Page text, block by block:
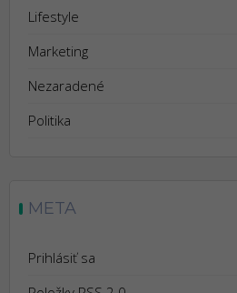
Lifestyle
Marketing
Nezaradené
Politika
META
Prihlásiť sa